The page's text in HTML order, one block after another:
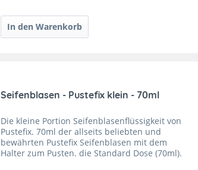
Seifenblasen - Pustefix klein - 70ml
Die kleine Portion Seifenblasenflüssigkeit von
Pustefix. 70ml der allseits beliebten und
bewährten Pustefix Seifenblasen mit dem
Halter zum Pusten. die Standard Dose (70ml).